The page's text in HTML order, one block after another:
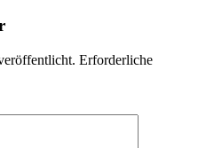
Erforderliche